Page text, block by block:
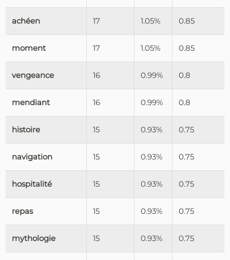
achéen 17 1.05% 0.85
moment 17 1.05% 0.85
vengeance 16 0.99% 0.8
mendiant 16 0.99% 0.8
histoire 15 0.93% 0.75
navigation 15 0.93% 0.75
hospitalité 15 0.93% 0.75
repas 15 0.93% 0.75
mythologie 15 0.93% 0.75